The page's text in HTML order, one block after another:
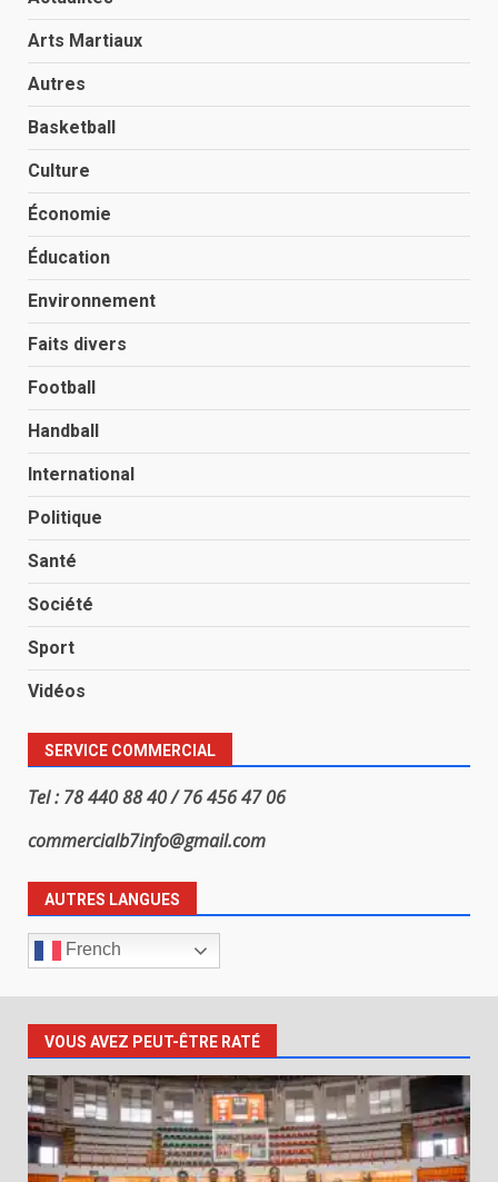
Arts Martiaux
Autres
Basketball
Culture
Économie
Éducation
Environnement
Faits divers
Football
Handball
International
Politique
Santé
Société
Sport
Vidéos
SERVICE COMMERCIAL
Tel : 78 440 88 40 / 76 456 47 06
commercialb7info@gmail.com
AUTRES LANGUES
French
VOUS AVEZ PEUT-ÊTRE RATÉ